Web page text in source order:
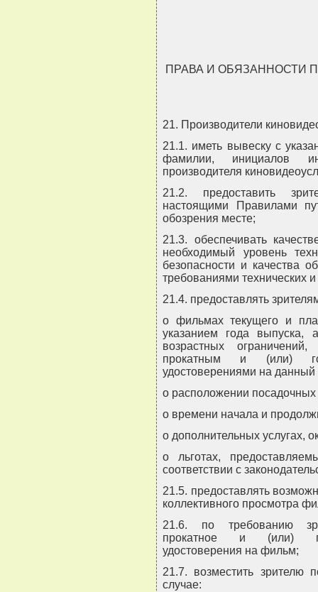
ПРАВА И ОБЯЗАННОСТИ
21. Производители
21.1. иметь вывеску с
фамилии, инициалов
производителя
21.2. предоставить
настоящими Правилами
обозрения месте;
21.3. обеспечивать
необходимый уровень
безопасности и качества
требованиями технических
21.4. предоставлять
о фильмах текущего и
указанием года выпуска,
возрастных
прокатным и (или)
удостоверениями на
о расположении
о времени начала и
о дополнительных услугах,
о льготах,
соответствии с
21.5. предоставлять
коллективного просмотра
21.6. по требованию
прокатное и (или)
удостоверения на фильм;
21.7. возместить зрителю
случае: